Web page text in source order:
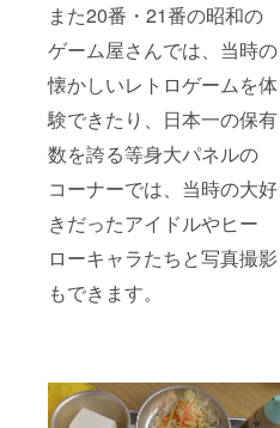
また20番・21番の昭和の
ゲーム屋さんでは、当時の
懐かしいレトロゲームを体
験できたり、日本一の保有
数を誇る等身大パネルの
コーナーでは、当時の大好
きだったアイドルやヒー
ローキャラたちと写真撮影
もできます。